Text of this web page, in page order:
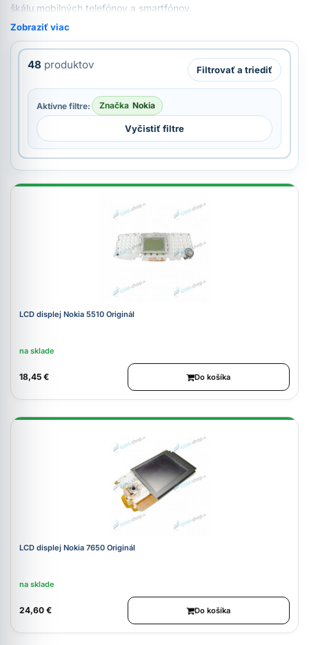
škálu mobilných telefónov a smartfónov.
Zobraziť viac
48 produktov Filtrovať a triediť
Aktívne filtre: Značka Nokia
Vyčistiť filtre
LCD displej Nokia 5510 Originál
na sklade
18,45 € Do košíka
LCD displej Nokia 7650 Originál
na sklade
24,60 € Do košíka